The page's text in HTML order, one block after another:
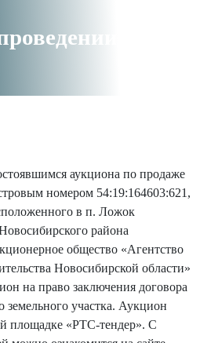
аукциона по продаже
номером 54:19:164603:621,
в п. Ложок
района
общество «Агентство
Новосибирской области»
на право заключения договора
земельного участка. Аукцион
площадке «РТС-тендер». С